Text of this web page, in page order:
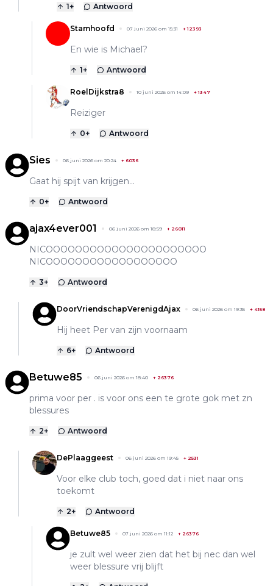
1+ Antwoord
Stamhoofd 07 juni 2026 om 15:31 +12393
En wie is Michael?
1+ Antwoord
RoelDijkstra8 10 juni 2026 om 14:09 +1347
Reiziger
0+ Antwoord
Sies 06 juni 2026 om 20:24 + 6036
Gaat hij spijt van krijgen...
0+ Antwoord
ajax4ever001 06 juni 2026 om 18:59 + 26011
NICOOOOOOOOOOOOOOOOOOOOOO
NICOOOOOOOOOOOOOOOOOO
3+ Antwoord
DoorVriendschapVerenigdAjax 06 juni 2026 om 19:35 + 4158
Hij heet Per van zijn voornaam
6+ Antwoord
Betuwe85 06 juni 2026 om 18:40 + 26376
prima voor per . is voor ons een te grote gok met zn
blessures
2+ Antwoord
DePlaaggeest 06 juni 2026 om 19:45 + 2531
Voor elke club toch, goed dat i niet naar ons
toekomt
2+ Antwoord
Betuwe85 07 juni 2026 om 11:12 + 26376
je zult wel weer zien dat het bij nec dan wel
weer blessure vrij blijft